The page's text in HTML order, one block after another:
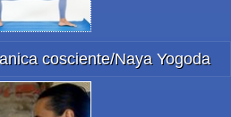
cosciente/Naya Yogoda